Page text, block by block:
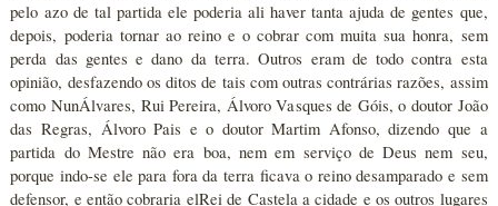
pelo azo de tal partida ele poderia ali haver tanta ajuda de gentes que,
depois, poderia tornar ao reino e o cobrar com muita sua honra, sem
perda das gentes e dano da terra. Outros eram de todo contra esta
opinião, desfazendo os ditos de tais com outras contrárias razões, assim
como NunÁlvares, Rui Pereira, Álvoro Vasques de Góis, o doutor João
das Regras, Álvoro Pais e o doutor Martim Afonso, dizendo que a
partida do Mestre não era boa, nem em serviço de Deus nem seu,
porque indo-se ele para fora da terra ficava o reino desamparado e sem
defensor, e então cobraria elRei de Castela a cidade e os outros lugares